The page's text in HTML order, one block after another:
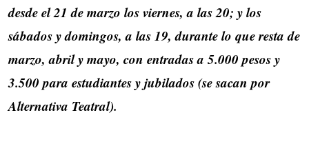
desde el 21 de marzo los viernes, a las 20; y los
sábados y domingos, a las 19, durante lo que resta de
marzo, abril y mayo, con entradas a 5.000 pesos y
3.500 para estudiantes y jubilados (se sacan por
Alternativa Teatral).